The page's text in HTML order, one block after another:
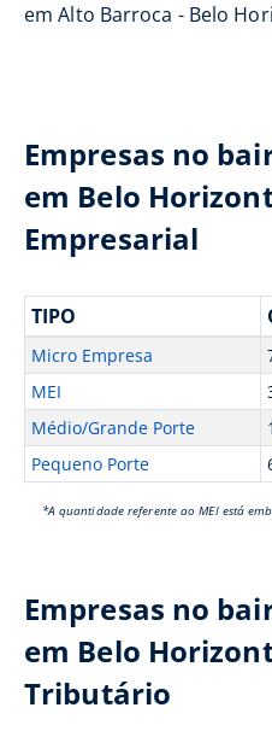
em Alto Barroca - Belo
Empresas no
em Belo
Empresarial
TIPO
Micro Empresa
MEI
Médio/Grande Porte
Pequeno Porte
*A quantidade referente ao MEI está
Empresas no
em Belo
Tributário